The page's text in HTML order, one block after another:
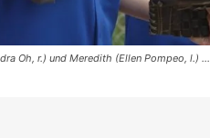
Oh, r.) und Meredith (Ellen Pompeo, l.) ...